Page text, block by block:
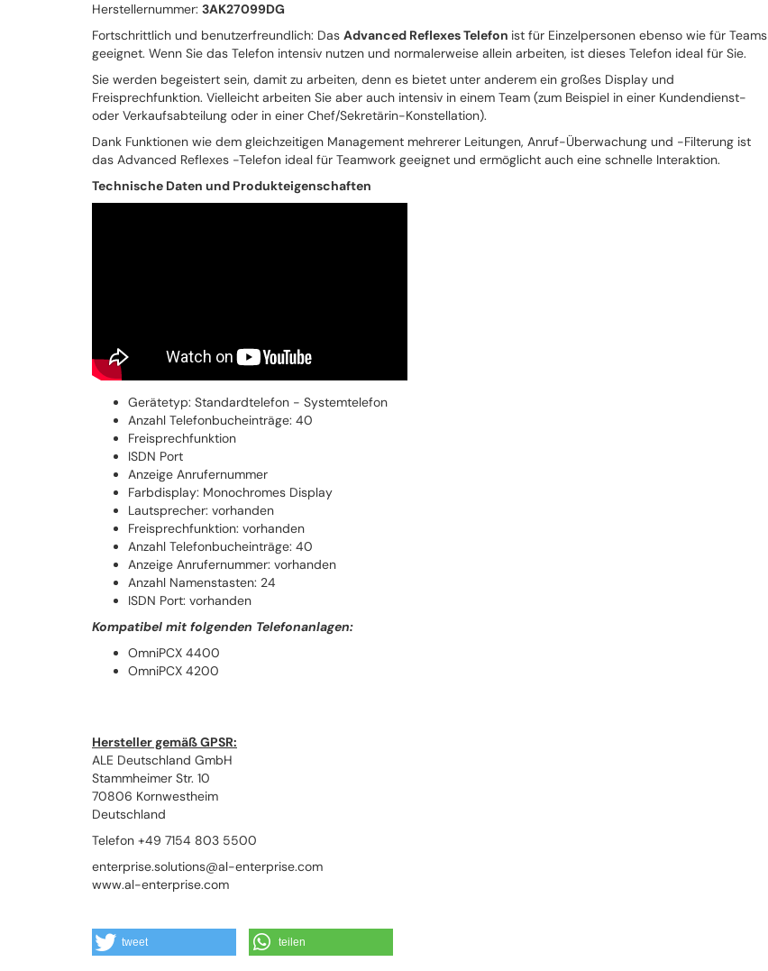
Herstellernummer: 3AK27099DG
Fortschrittlich und benutzerfreundlich: Das Advanced Reflexes Telefon ist für Einzelpersonen ebenso wie für Teams
geeignet. Wenn Sie das Telefon intensiv nutzen und normalerweise allein arbeiten, ist dieses Telefon ideal für Sie.
Sie werden begeistert sein, damit zu arbeiten, denn es bietet unter anderem ein großes Display und
Freisprechfunktion. Vielleicht arbeiten Sie aber auch intensiv in einem Team (zum Beispiel in einer Kundendienst-
oder Verkaufsabteilung oder in einer Chef/Sekretärin-Konstellation).
Dank Funktionen wie dem gleichzeitigen Management mehrerer Leitungen, Anruf-Überwachung und -Filterung ist
das Advanced Reflexes -Telefon ideal für Teamwork geeignet und ermöglicht auch eine schnelle Interaktion.
Technische Daten und Produkteigenschaften
Gerätetyp: Standardtelefon - Systemtelefon
Anzahl Telefonbucheinträge: 40
Freisprechfunktion
ISDN Port
Anzeige Anrufernummer
Farbdisplay: Monochromes Display
Lautsprecher: vorhanden
Freisprechfunktion: vorhanden
Anzahl Telefonbucheinträge: 40
Anzeige Anrufernummer: vorhanden
Anzahl Namenstasten: 24
ISDN Port: vorhanden
Kompatibel mit folgenden Telefonanlagen:
OmniPCX 4400
OmniPCX 4200
Hersteller gemäß GPSR:
ALE Deutschland GmbH
Stammheimer Str. 10
70806 Kornwestheim
Deutschland
Telefon +49 7154 803 5500
enterprise.solutions@al-enterprise.com
www.al-enterprise.com
tweet teilen